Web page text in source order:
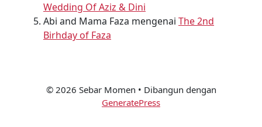
Wedding Of Aziz & Dini
Abi and Mama Faza mengenai The 2nd
Birhday of Faza
© 2026 Sebar Momen • Dibangun dengan
GeneratePress